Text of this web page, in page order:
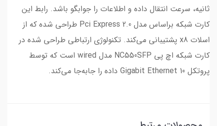
ثانیه، سرعت انتقال داده و اطلاعات را جوابگو باشد. رابط این
کارت شبکه براساس مدل Pci Express 2.0 طراحی شده که از
اسلات x8 پشتیبانی می‌کند. تکنولوژی ارتباطی طراحی شده در
کارت شبکه اچ پی NC550SFP مدل wired است که توسط
پروتکل 10 Gigabit Ethernet داده را جابه‌جا می‌کند.